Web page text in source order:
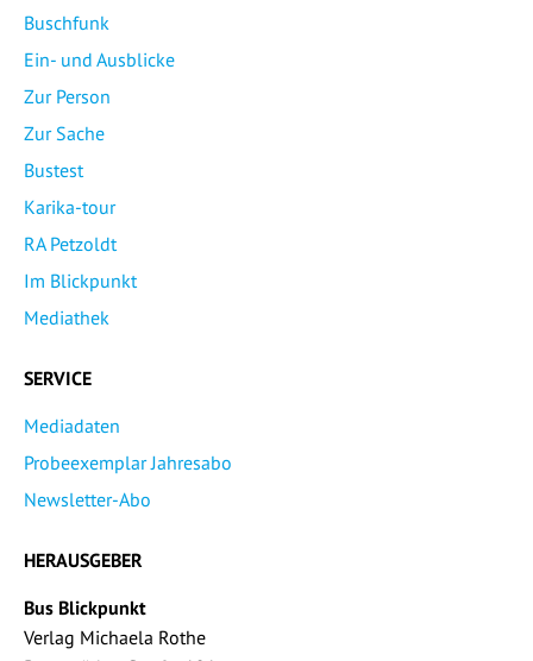
Buschfunk
Ein- und Ausblicke
Zur Person
Zur Sache
Bustest
Karika-tour
RA Petzoldt
Im Blickpunkt
Mediathek
SERVICE
Mediadaten
Probeexemplar Jahresabo
Newsletter-Abo
HERAUSGEBER
Bus Blickpunkt
Verlag Michaela Rothe